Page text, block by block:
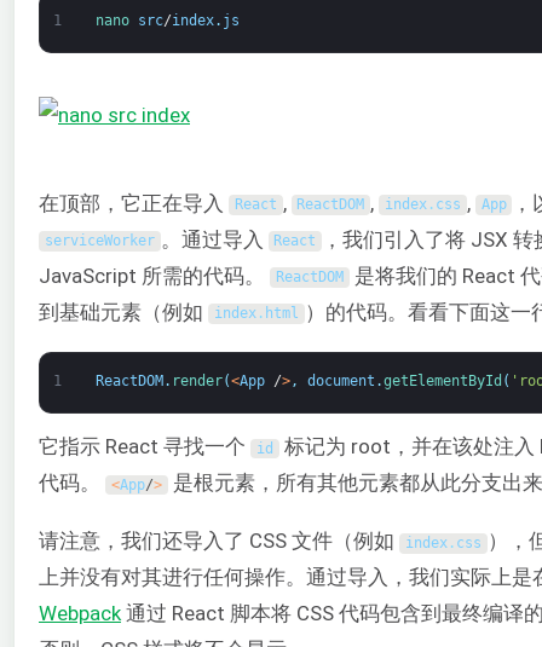
1 nano src/index. js
在顶部，它正在导入 React , ReactDOM , index. css , App
serviceWorker 。通过导入 React
，我们引入了将 JSX 转
JavaScript 所需的代码。
ReactDOM 是将我们的 React
到基础元素（例如
index. html ）的代码。看看下面这一
1 ReactDOM . render(<App />, document .getElementById (
它指示 React 寻找一个 id 标记为 root，并在该处注入
代码。
<App/> 是根元素，所有其他元素都从此分支出
请注意，我们还导入了 CSS 文件（例如 index. css ），
上并没有对其进行任何操作。通过导入，我们实际上是
Webpack通过 React 脚本将 CSS 代码包含到最终编译